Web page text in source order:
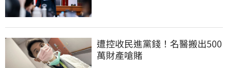
遭控收民進黨錢！名醫搬出500
萬財產嗆賭